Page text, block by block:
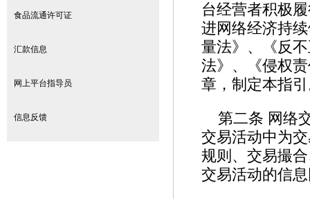
食品流通许可证
汇款信息
网上平台指导员
信息反馈
台经营者积极
进网络经济持
量法》、《反
法》、《侵权
章，制定本指
第二条 网络
交易活动中为
规则、交易撮
交易活动的信